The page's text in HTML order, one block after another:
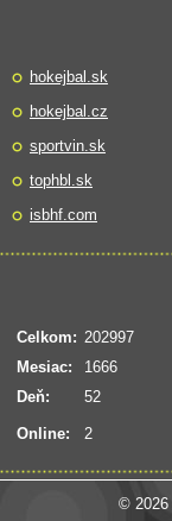
hokejbal.sk
hokejbal.cz
sportvin.sk
tophbl.sk
isbhf.com
Online: 2
Celkom: 202997
Mesiac:
1666
Deň:
52
© 2026